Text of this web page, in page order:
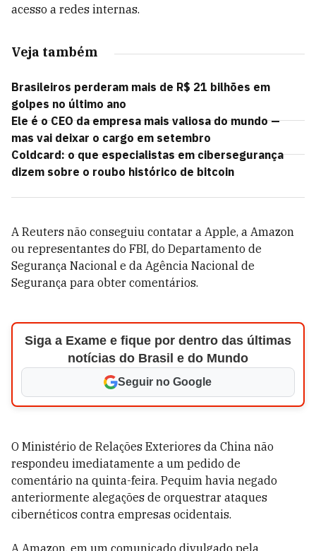
acesso a redes internas.
Veja também
Brasileiros perderam mais de R$ 21 bilhões em
golpes no último ano
Ele é o CEO da empresa mais valiosa do mundo —
mas vai deixar o cargo em setembro
Coldcard: o que especialistas em cibersegurança
dizem sobre o roubo histórico de bitcoin
A Reuters não conseguiu contatar a Apple, a Amazon
ou representantes do FBI, do Departamento de
Segurança Nacional e da Agência Nacional de
Segurança para obter comentários.
Siga a Exame e fique por dentro das últimas
notícias do Brasil e do Mundo
Seguir no Google
O Ministério de Relações Exteriores da China não
respondeu imediatamente a um pedido de
comentário na quinta-feira. Pequim havia negado
anteriormente alegações de orquestrar ataques
cibernéticos contra empresas ocidentais.
A Amazon, em um comunicado divulgado pela